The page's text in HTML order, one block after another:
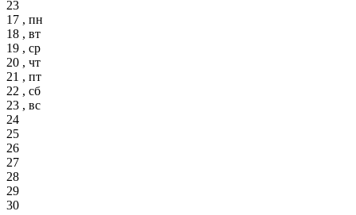
23
17 , пн
18 , вт
19 , ср
20 , чт
21 , пт
22 , сб
23 , вс
24
25
26
27
28
29
30